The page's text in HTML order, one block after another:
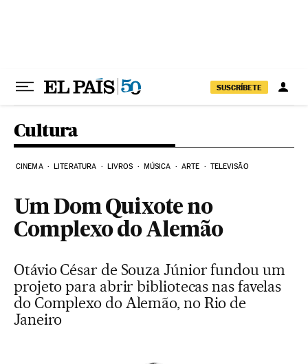
SUSCRÍBETE
Cultura
CINEMA LITERATURA LIVROS MÚSICA ARTE TELEVISÃO
Um Dom Quixote no
Complexo do Alemão
Otávio César de Souza Júnior fundou um
projeto para abrir bibliotecas nas favelas
do Complexo do Alemão, no Rio de
Janeiro